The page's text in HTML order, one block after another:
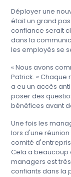
Déployer une
était un grand
confiance serait
dans la
les employés se
« Nous avons
Patrick. «
a eu un accès
poser des
bénéfices avant
Une fois les
lors d'une
comité
Cela a beaucoup
managers est
confiants dans la